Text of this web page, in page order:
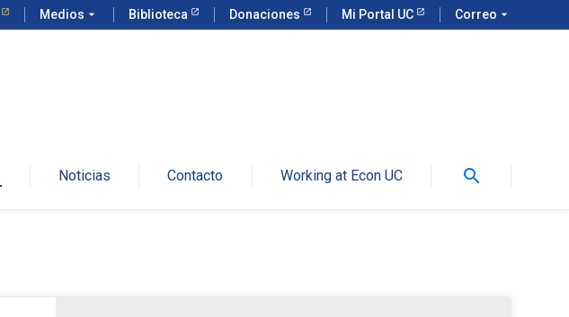
Medios arrow_drop_down Biblioteca Donaciones Mi Portal UC Correo arrow_drop_down
Noticias Contacto Working at Econ UC search